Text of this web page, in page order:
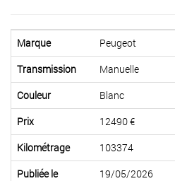
Marque Peugeot
Transmission
Manuelle
Couleur
Blanc
Prix
12490 €
Kilométrage
103374
Publiée le
19/05/2026